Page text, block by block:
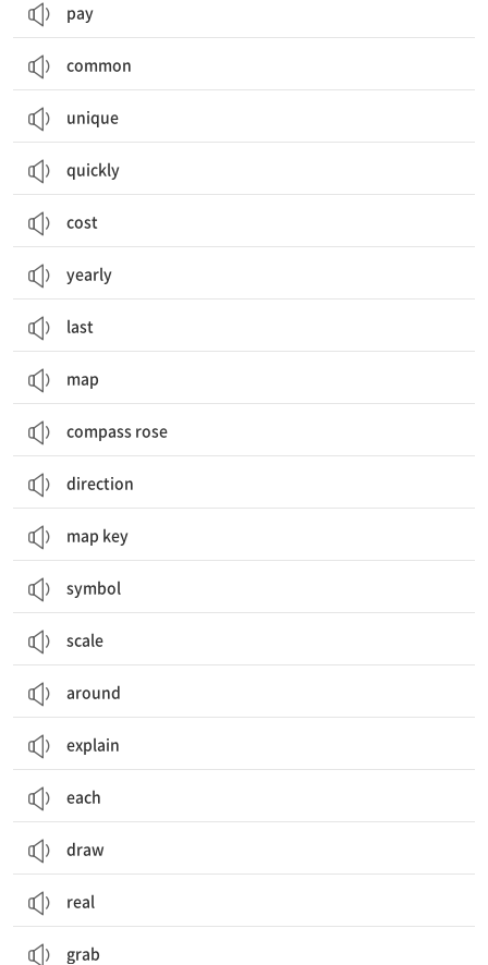
pay
common
unique
quickly
cost
yearly
last
map
compass rose
direction
map key
symbol
scale
around
explain
each
draw
real
grab